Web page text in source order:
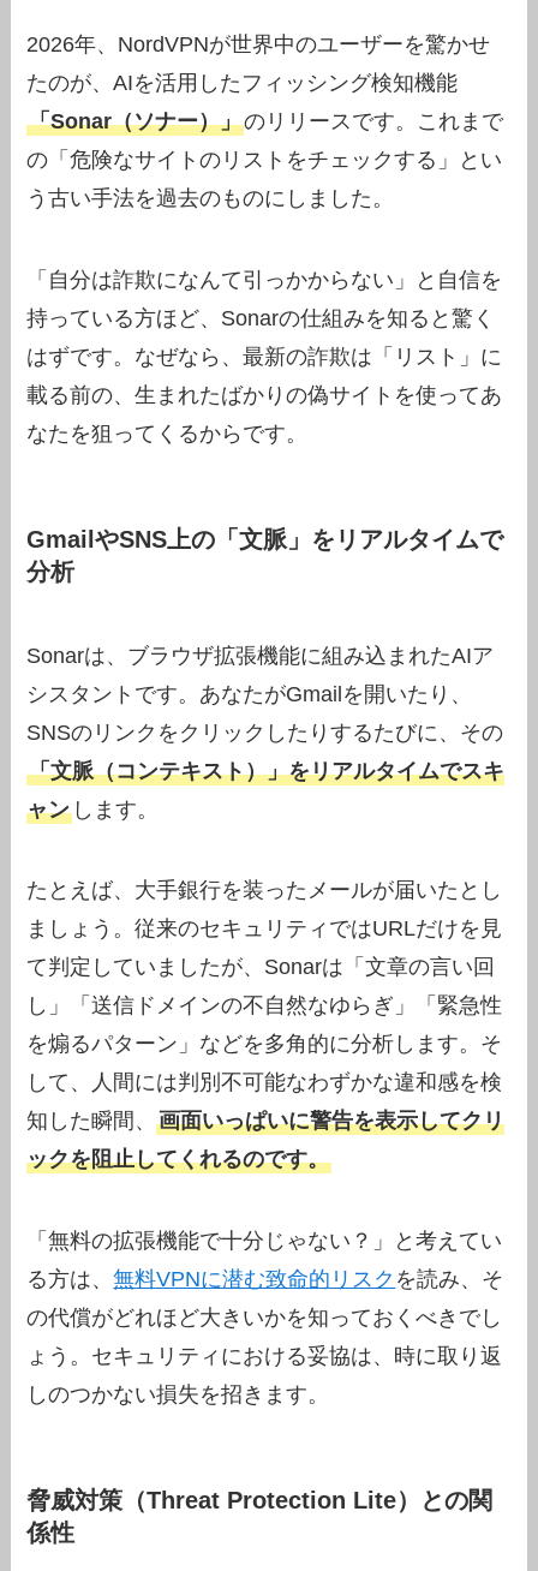
2026年、NordVPNが世界中のユーザーを驚かせ
たのが、AIを活用したフィッシング検知機能
「Sonar（ソナー）」のリリースです。これまで
の「危険なサイトのリストをチェックする」とい
う古い手法を過去のものにしました。
「自分は詐欺になんて引っかからない」と自信を
持っている方ほど、Sonarの仕組みを知ると驚く
はずです。なぜなら、最新の詐欺は「リスト」に
載る前の、生まれたばかりの偽サイトを使ってあ
なたを狙ってくるからです。
GmailやSNS上の「文脈」をリアルタイムで
分析
Sonarは、ブラウザ拡張機能に組み込まれたAIア
シスタントです。あなたがGmailを開いたり、
SNSのリンクをクリックしたりするたびに、その
「文脈（コンテキスト）」をリアルタイムでスキ
ャン します。
たとえば、大手銀行を装ったメールが届いたとし
ましょう。従来のセキュリティではURLだけを見
て判定していましたが、Sonarは「文章の言い回
し」「送信ドメインの不自然なゆらぎ」「緊急性
を煽るパターン」などを多角的に分析します。そ
して、人間には判別不可能なわずかな違和感を検
知した瞬間、画面いっぱいに警告を表示してクリ
ックを阻止してくれるのです。
「無料の拡張機能で十分じゃない？」と考えてい
る方は、無料VPNに潜む致命的リスク を読み、そ
の代償がどれほど大きいかを知っておくべきでし
ょう。セキュリティにおける妥協は、時に取り返
しのつかない損失を招きます。
脅威対策（Threat Protection Lite）との関
係性